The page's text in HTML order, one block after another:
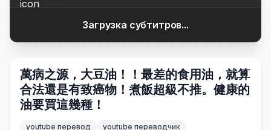
Загрузка субтитров...
萬病之源，大豆油！！最差的食用油，就算
合法還是有致癌物！煮飯超級不推。健康的
油要買這幾種！
youtube перевод
youtube переводчик